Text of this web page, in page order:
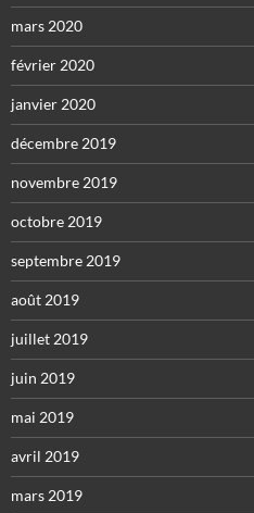
mars 2020
février 2020
janvier 2020
décembre 2019
novembre 2019
octobre 2019
septembre 2019
août 2019
juillet 2019
juin 2019
mai 2019
avril 2019
mars 2019